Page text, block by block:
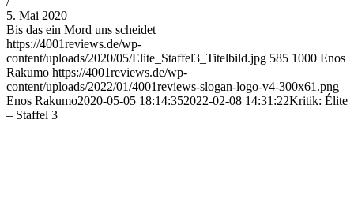
5. Mai 2020
Bis das ein Mord uns scheidet
https://4001reviews.de/wp-
content/uploads/2020/05/Elite_Staffel3_Titelbild.jpg 585 1000 Enos
Rakumo https://4001reviews.de/wp-
content/uploads/2022/01/4001reviews-slogan-logo-v4-300x61.png
Enos Rakumo2020-05-05 18:14:352022-02-08 14:31:22Kritik: Élite
– Staffel 3